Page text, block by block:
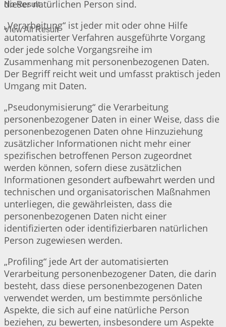
No Result
View All Result
dieser natürlichen Person sind.
„Verarbeitung“ ist jeder mit oder ohne Hilfe
automatisierter Verfahren ausgeführte Vorgang
oder jede solche Vorgangsreihe im
Zusammenhang mit personenbezogenen Daten.
Der Begriff reicht weit und umfasst praktisch jeden
Umgang mit Daten.
„Pseudonymisierung“ die Verarbeitung
personenbezogener Daten in einer Weise, dass die
personenbezogenen Daten ohne Hinzuziehung
zusätzlicher Informationen nicht mehr einer
spezifischen betroffenen Person zugeordnet
werden können, sofern diese zusätzlichen
Informationen gesondert aufbewahrt werden und
technischen und organisatorischen Maßnahmen
unterliegen, die gewährleisten, dass die
personenbezogenen Daten nicht einer
identifizierten oder identifizierbaren natürlichen
Person zugewiesen werden.
„Profiling“ jede Art der automatisierten
Verarbeitung personenbezogener Daten, die darin
besteht, dass diese personenbezogenen Daten
verwendet werden, um bestimmte persönliche
Aspekte, die sich auf eine natürliche Person
beziehen, zu bewerten, insbesondere um Aspekte